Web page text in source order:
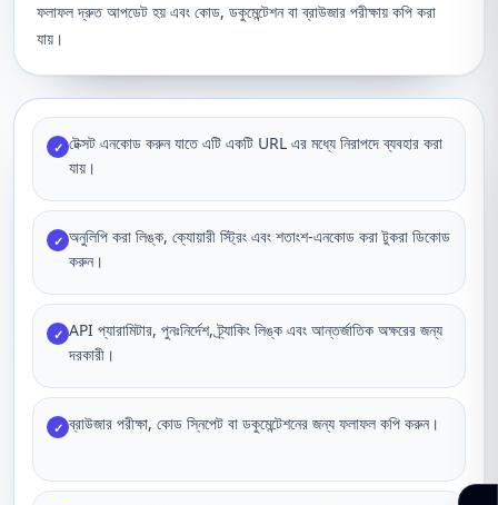
ফলাফল দ্রুত আপডেট হয় এবং কোড, ডকুমেন্টেশন বা ব্রাউজার পরীক্ষায় কপি করা
যায়।
✓ টেক্সট এনকোড করুন যাতে এটি একটি URL এর মধ্যে নিরাপদে ব্যবহার করা
যায়।
✓ অনুলিপি করা লিঙ্ক, ক্যোয়ারী স্ট্রিং এবং শতাংশ-এনকোড করা টুকরা ডিকোড
করুন।
✓ API প্যারামিটার, পুনঃনির্দেশ, ট্র্যাকিং লিঙ্ক এবং আন্তর্জাতিক অক্ষরের জন্য
দরকারী।
✓ ব্রাউজার পরীক্ষা, কোড স্নিপেট বা ডকুমেন্টেশনের জন্য ফলাফল কপি করুন।